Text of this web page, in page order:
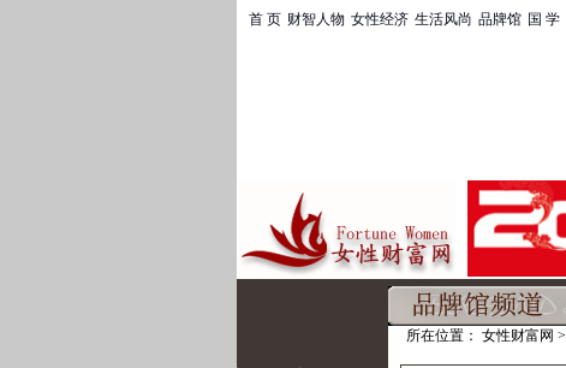
首 页 财智人物 女性经济 生活风尚 品牌馆 国 学
所在位置： 女性财富网 >